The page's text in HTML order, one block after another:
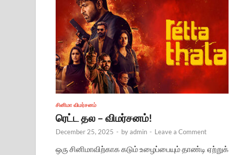
சினிமா விமர்சனம்
ரெட்ட தல – விமர்சனம்!
December 25, 2025 - byadmin - Leave a Comment
ஒரு சினிமாவிற்காக கடும் உழைப்பையும் தாண்டி ஏற்றுக்